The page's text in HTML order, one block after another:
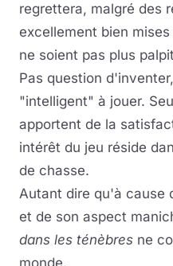
regrettera, malgré des
excellement bien
ne soient pas plus
Pas question
"intelligent" à jouer.
apportent de la
intérêt du jeu réside
de chasse.
Autant dire qu'à cause
et de son aspect
dans les ténèbres ne
monde.